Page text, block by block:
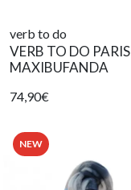
verb to do
VERB TO DO
MAXIBUFANDA
74,90€
NEW